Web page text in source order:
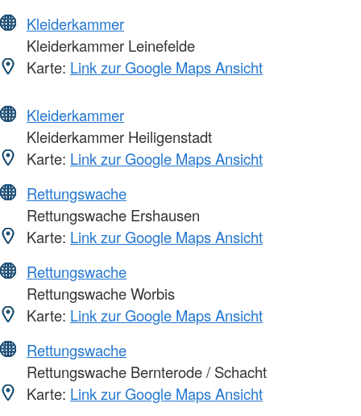
Kleiderkammer
Kleiderkammer Leinefelde
Karte: Link zur Google Maps Ansicht
Kleiderkammer
Kleiderkammer Heiligenstadt
Karte: Link zur Google Maps Ansicht
Rettungswache
Rettungswache Ershausen
Karte: Link zur Google Maps Ansicht
Rettungswache
Rettungswache Worbis
Karte: Link zur Google Maps Ansicht
Rettungswache
Rettungswache Bernterode / Schacht
Karte: Link zur Google Maps Ansicht